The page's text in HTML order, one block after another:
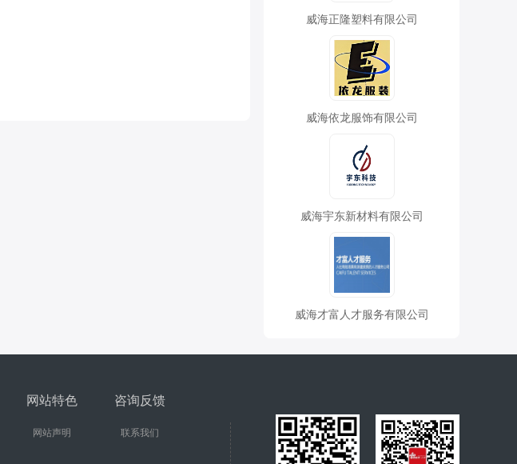
威海正隆塑料有限公司
威海依龙服饰有限公司
威海宇东新材料有限公司
威海才富人才服务有限公司
网站特色
网站声明
咨询反馈
联系我们